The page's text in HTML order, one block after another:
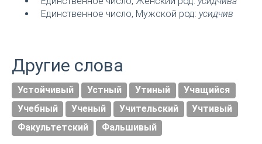
Единственное число, Мужской род: усидчив
Другие слова
Устойчивый Устный Утиный
Учащийся
Учебный
Ученый Учительский
Учтивый
Факультетский
Фальшивый